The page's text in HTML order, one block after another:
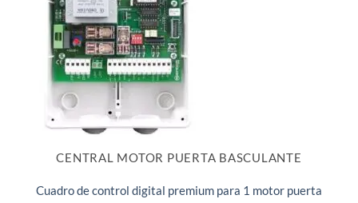
CENTRAL MOTOR PUERTA BASCULANTE
Cuadro de control digital premium para 1 motor puerta